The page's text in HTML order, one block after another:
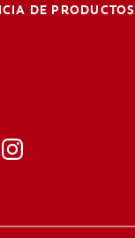
DE PRODUCTOS